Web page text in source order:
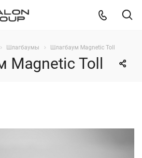
Шлагбаумы Шлагбаум Magnetic Toll
Magnetic Toll